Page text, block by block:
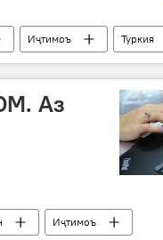
Иҷтимоъ
Туркия
мамнӯъи вуруд
Аз
Иҷтимоъ